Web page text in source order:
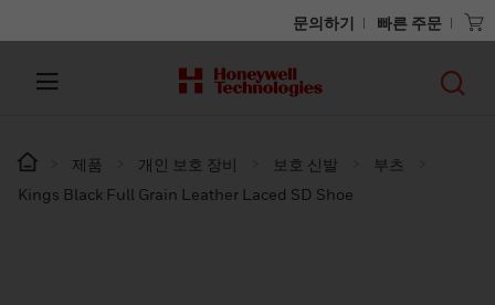
문의하기 빠른 주문
제품 개인 보호 장비 보호 신발
부츠
Kings Black Full Grain Leather Laced SD Shoe